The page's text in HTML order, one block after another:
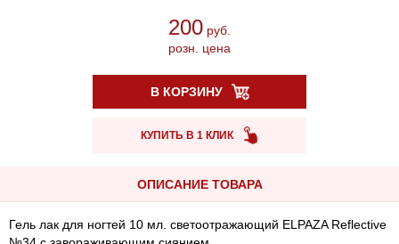
200 руб.
розн. цена
В КОРЗИНУ
КУПИТЬ В 1 КЛИК
ОПИСАНИЕ ТОВАРА
Гель лак для ногтей 10 мл. светоотражающий ELPAZA Reflective